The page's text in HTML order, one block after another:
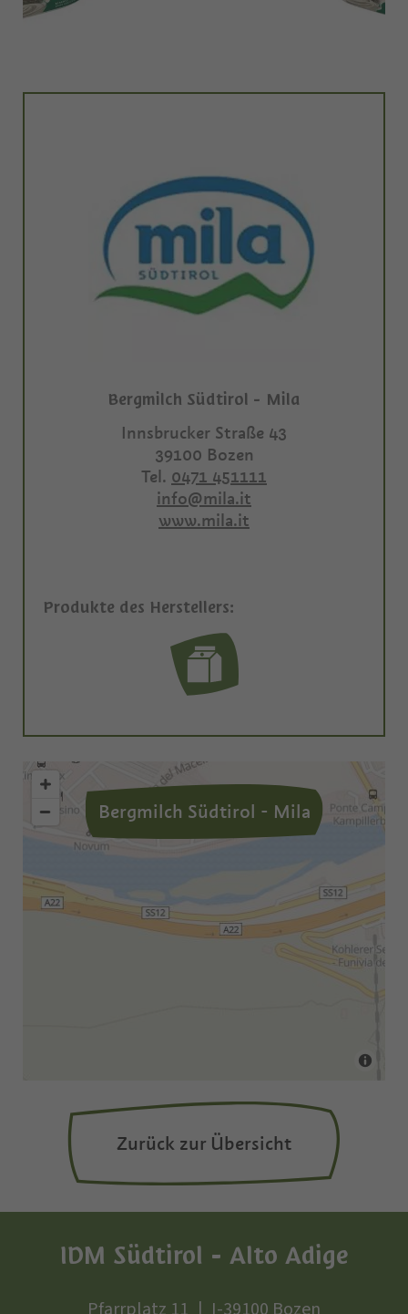
Bergmilch Südtirol - Mila
Innsbrucker Straße 43
39100 Bozen
Tel. 0471 451111
info@mila.it
www.mila.it
Produkte des Herstellers:
Bergmilch Südtirol - Mila
Zurück zur Übersicht
IDM Südtirol - Alto Adige